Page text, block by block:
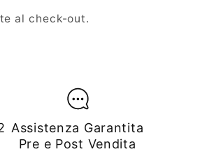
al check-out.
Assistenza Garantita
Pre e Post Vendita